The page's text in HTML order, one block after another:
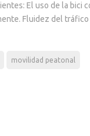
El uso de la bici
Fluidez del tráfico
movilidad peatonal